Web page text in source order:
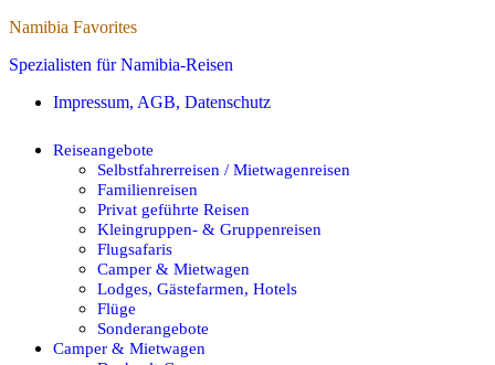
Namibia Favorites
Spezialisten für Namibia-Reisen
Impressum, AGB, Datenschutz
Reiseangebote
Selbstfahrerreisen / Mietwagenreisen
Familienreisen
Privat geführte Reisen
Kleingruppen- & Gruppenreisen
Flugsafaris
Camper & Mietwagen
Lodges, Gästefarmen, Hotels
Flüge
Sonderangebote
Camper & Mietwagen